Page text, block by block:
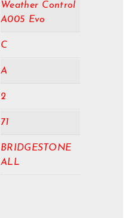
Weather Control
A005 Evo
C
A
2
71
BRIDGESTONE
ALL